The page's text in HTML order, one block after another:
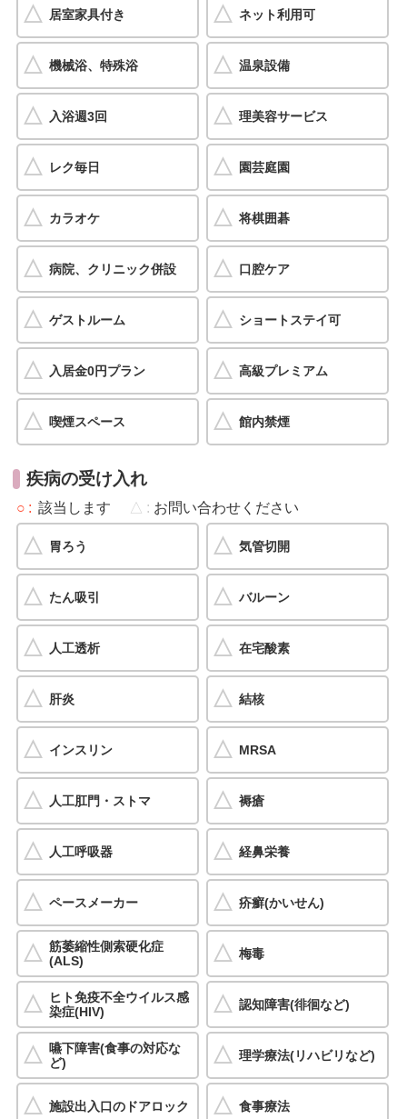
居室家具付き ネット利用可
機械浴、特殊浴 温泉設備
入浴週3回 理美容サービス
レク毎日 園芸庭園
カラオケ 将棋囲碁
病院、クリニック併設 口腔ケア
ゲストルーム ショートステイ可
入居金0円プラン 高級プレミアム
喫煙スペース 館内禁煙
疾病の受け入れ
○ 該当します △ お問い合わせください
胃ろう 気管切開
たん吸引 バルーン
人工透析 在宅酸素
肝炎 結核
インスリン MRSA
人工肛門・ストマ 褥瘡
人工呼吸器 経鼻栄養
ペースメーカー 疥癬(かいせん)
筋萎縮性側索硬化症
(ALS)
梅毒
ヒト免疫不全ウイルス感
染症(HIV)
認知障害(徘徊など)
嚥下障害(食事の対応な
ど)
理学療法(リハビリなど)
施設出入口のドアロック 食事療法